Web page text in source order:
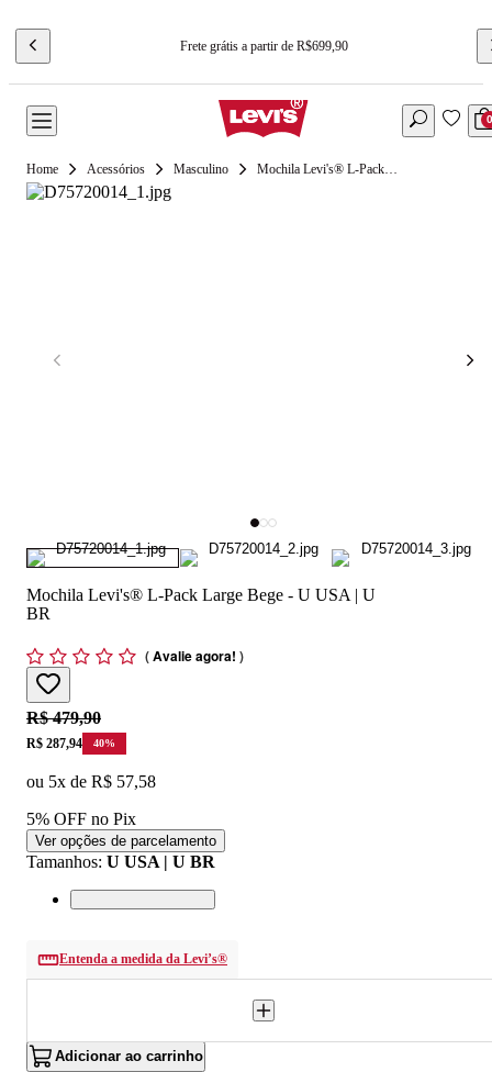
Frete grátis a partir de R$699,90
0
Acessórios Masculino Mochila Levi's® L-Pack Large Bege - U USA | U BR
Mochila Levi's® L-Pack Large Bege - U USA | U
BR
(Avalie agora! )
Original price:
R$ 479,90
Price:
R$ 287,94 40%
ou 5x de R$ 57,58
5% OFF no Pix
Ver opções de parcelamento
Tamanhos: U USA | U BR
Entenda a medida da Levi’s®
Adicionar ao carrinho